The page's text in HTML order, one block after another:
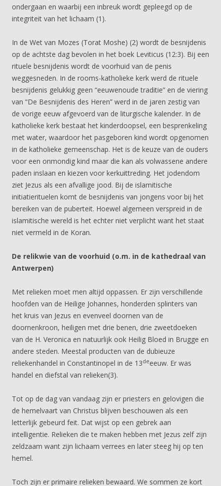
ondergaan en waarbij een inbreuk wordt gepleegd op de
integriteit van het lichaam (1).
In de Wet van Mozes (Torat Moshe) (2) wordt de besnijdenis
op de achtste dag bevolen in het boek Leviticus (12:3). Bij een
rituele besnijdenis wordt de voorhuid van de penis
weggesneden. In de rooms-katholieke kerk werd de rituele
besnijdenis gelukkig geen “eeuwenoude traditie” en de viering
van “De Besnijdenis des Heren” werd in de jaren zestig van
de vorige eeuw afgevoerd van de liturgische kalender. In de
katholieke kerk bestaat het kinderdoopsel, een besprenkeling
met water, waardoor het pasgeboren kind wordt opgenomen
in de katholieke gemeenschap. Het is de keuze van de ouders
voor een onmondig kind maar die kan als volwassene andere
paden inslaan en kiezen voor kerkuittreding. Het jodendom
ziet Jezus als een afvallige jood. Bij de islamitische
initiatierituelen komt de besnijdenis van jongens voor bij het
bereiken van de puberteit. Hoewel algemeen verspreid in de
islamitische wereld is het echter niet verplicht want het staat
niet vermeld in de Koran.
De relikwie van de voorhuid (o.m. in de kathedraal van
Antwerpen)
Met relieken moet men altijd oppassen. Er zijn verschillende
hoofden van de Heilige Johannes, honderden splinters van
het kruis van Jezus en evenveel doornen van de
doornenkroon, heiligen met drie benen, drie zweetdoeken
van de H. Veronica en natuurlijk ook Heilig Bloed in Brugge en
andere steden. Meestal producten van de dubieuze
reliekenhandel in Constantinopel in de 13deeeuw. Er was
handel en diefstal van relieken(3).
Tot op de dag van vandaag zijn er priesters en gelovigen die
de hemelvaart van Christus blijven beschouwen als een
letterlijk gebeurd feit. Dat wijst op een gebrek aan
intelligentie. Relieken die te maken hebben met Jezus zelf zijn
zeldzaam want zijn lichaam verrees en later steeg hij op ten
hemel.
Toch zijn er primaire relieken bewaard. We sommen ze kort